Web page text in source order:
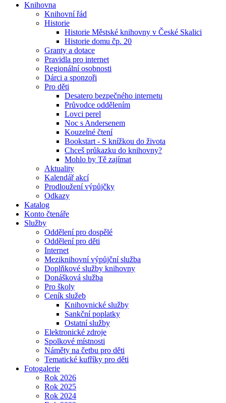
Knihovna
Knihovní řád
Historie
Historie Městské knihovny v České Skalici
Historie domu čp. 20
Granty a dotace
Pravidla pro internet
Regionální osobnosti
Dárci a sponzoři
Pro děti
Desatero bezpečného internetu
Průvodce oddělením
Lovci perel
Noc s Andersenem
Kouzelné čtení
Bookstart - S knížkou do života
Chceš průkazku do knihovny?
Mohlo by Tě zajímat
Aktuality
Kalendář akcí
Prodloužení výpůjčky
Odkazy
Katalog
Konto čtenáře
Služby
Oddělení pro dospělé
Oddělení pro děti
Internet
Meziknihovní výpůjční služba
Doplňkové služby knihovny
Donášková služba
Pro školy
Ceník služeb
Knihovnické služby
Sankční poplatky
Ostatní služby
Elektronické zdroje
Spolkové místnosti
Náměty na četbu pro děti
Tematické kufříky pro děti
Fotogalerie
Rok 2026
Rok 2025
Rok 2024